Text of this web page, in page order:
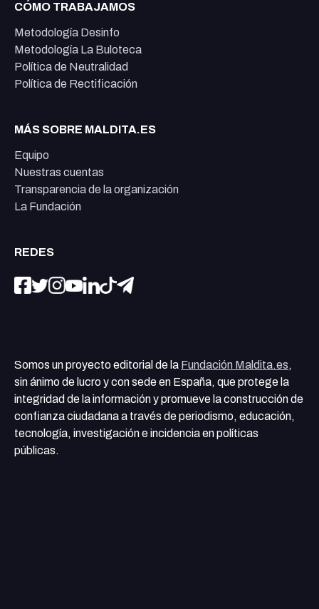
CÓMO TRABAJAMOS
Metodología Desinfo
Metodología La Buloteca
Política de Neutralidad
Política de Rectificación
MÁS SOBRE MALDITA.ES
Equipo
Nuestras cuentas
Transparencia de la organización
La Fundación
REDES
Somos un proyecto editorial de la Fundación Maldita.es,
sin ánimo de lucro y con sede en España, que protege la
integridad de la información y promueve la construcción de
confianza ciudadana a través de periodismo, educación,
tecnología, investigación e incidencia en políticas
públicas.